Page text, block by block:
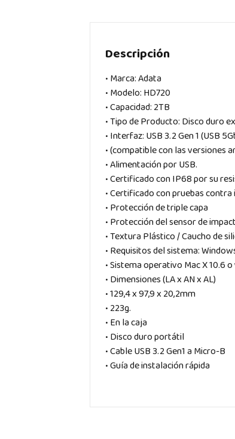
Descripción
• Marca: Adata
• Modelo: HD720
• Capacidad: 2TB
• Tipo de Producto: Disco duro
• Interfaz: USB 3.2 Gen 1 (USB
• (compatible con las versiones
• Alimentación por USB.
• Certificado con IP68 por su
• Certificado con pruebas
• Protección de triple capa
• Protección del sensor de
• Textura Plástico / Caucho de
• Requisitos del sistema:
• Sistema operativo Mac X 10.6
• Dimensiones (LA x AN x AL)
• 129,4 x 97,9 x 20,2mm
• 223g.
• En la caja
• Disco duro portátil
• Cable USB 3.2 Gen1 a Micro-B
• Guía de instalación rápida